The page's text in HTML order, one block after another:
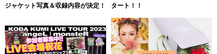
ジャケット写真＆収録内容が決定！
タート！！